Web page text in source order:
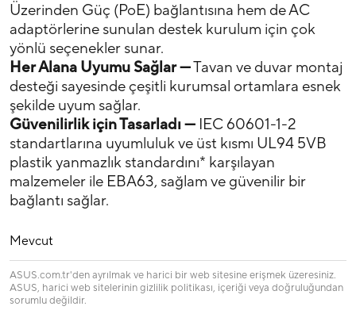
Üzerinden Güç (PoE) bağlantısına hem de AC
adaptörlerine sunulan destek kurulum için çok
yönlü seçenekler sunar.
Her Alana Uyumu Sağlar —Tavan ve duvar montaj
desteği sayesinde çeşitli kurumsal ortamlara esnek
şekilde uyum sağlar.
Güvenilirlik için Tasarladı — IEC 60601-1-2
standartlarına uyumluluk ve üst kısmı UL94 5VB
plastik yanmazlık standardını* karşılayan
malzemeler ile EBA63, sağlam ve güvenilir bir
bağlantı sağlar.
Mevcut
ASUS.com.tr'den ayrılmak ve harici bir web sitesine erişmek üzeresiniz.
ASUS, harici web sitelerinin gizlilik politikası, içeriği veya doğruluğundan
sorumlu değildir.